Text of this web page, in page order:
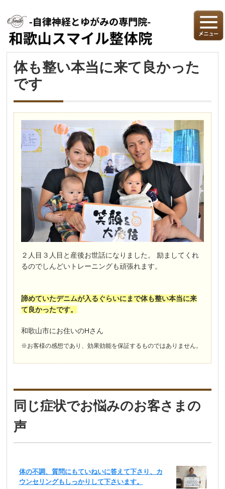
体も整い本当に来て良かった
です
２人目３人目と産後お世話になりました。 励ましてくれ
るのでしんどいトレーニングも頑張れます。
諦めていたデニムが入るぐらいにまで体も整い本当に来
て良かったです。
和歌山市にお住いのHさん
※お客様の感想であり、効果効能を保証するものではありません。
同じ症状でお悩みのお客さまの
声
体の不調、質問にもていねいに答えて下さり、カ
ウンセリングもしっかりして下さいます。